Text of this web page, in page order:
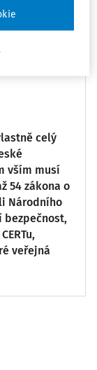
celý
vším musí
54 zákona o
Národního
bezpečnost,
veřejná